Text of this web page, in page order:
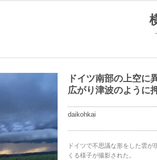
ドイツ南部の上空に
広がり津波のように
daikohkai
ドイツで不思議な形をした雲
くる様子が撮影された。